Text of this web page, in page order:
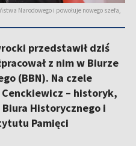
Narodowego i powołuje nowego szefa,
przedstawił dziś
z nim w Biurze
(BBN). Na czele
– historyk,
Historycznego i
Pamięci